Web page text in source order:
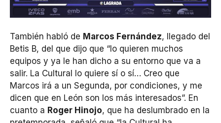
También habló de Marcos Fernández, llegado del
Betis B, del que dijo que “lo quieren muchos
equipos y ya le han dicho a su entorno que va a
salir. La Cultural lo quiere sí o sí… Creo que
Marcos irá a un Segunda, por condiciones, y me
dicen que en León son los más interesados”. En
cuanto a Roger Hinojo, que ha deslumbrado en la